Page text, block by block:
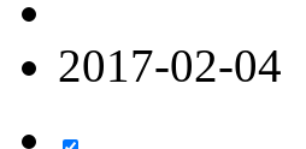
2017-02-04